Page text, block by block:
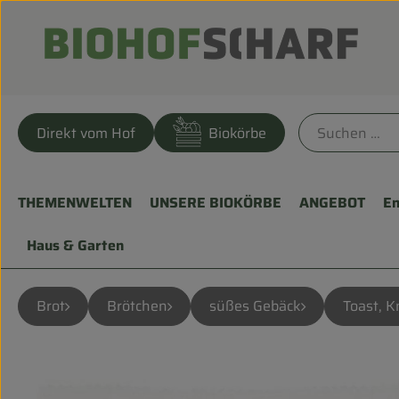
Direkt vom Hof Biokörbe
THEMENWELTEN UNSERE BIOKÖRBE ANGEBOT
Haus & Garten
Brot Brötchen süßes Gebäck Toast,